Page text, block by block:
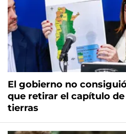
El gobierno no
que retirar el capítulo
tierras